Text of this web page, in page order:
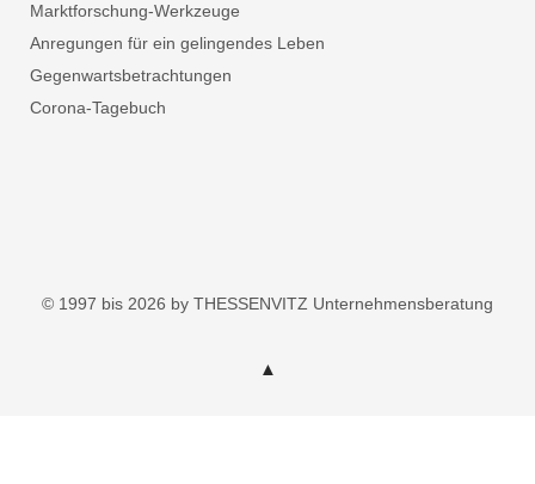
Marktforschung-Werkzeuge
Anregungen für ein gelingendes Leben
Gegenwartsbetrachtungen
Corona-Tagebuch
© 1997 bis 2026 by THESSENVITZ Unternehmensberatung